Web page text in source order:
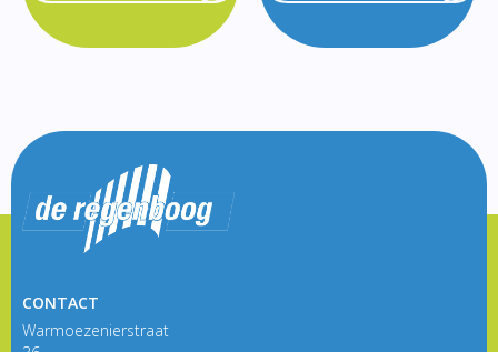
CONTACT
Warmoezenierstraat